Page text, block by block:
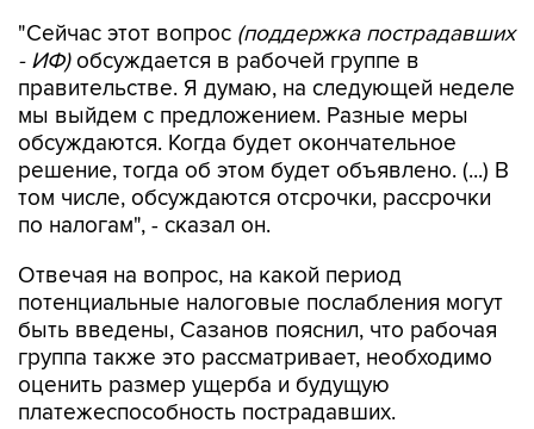
"Сейчас этот вопрос (поддержка пострадавших
- ИФ)обсуждается в рабочей группе в
правительстве. Я думаю, на следующей неделе
мы выйдем с предложением. Разные меры
обсуждаются. Когда будет окончательное
решение, тогда об этом будет объявлено. (...) В
том числе, обсуждаются отсрочки, рассрочки
по налогам", - сказал он.
Отвечая на вопрос, на какой период
потенциальные налоговые послабления могут
быть введены, Сазанов пояснил, что рабочая
группа также это рассматривает, необходимо
оценить размер ущерба и будущую
платежеспособность пострадавших.